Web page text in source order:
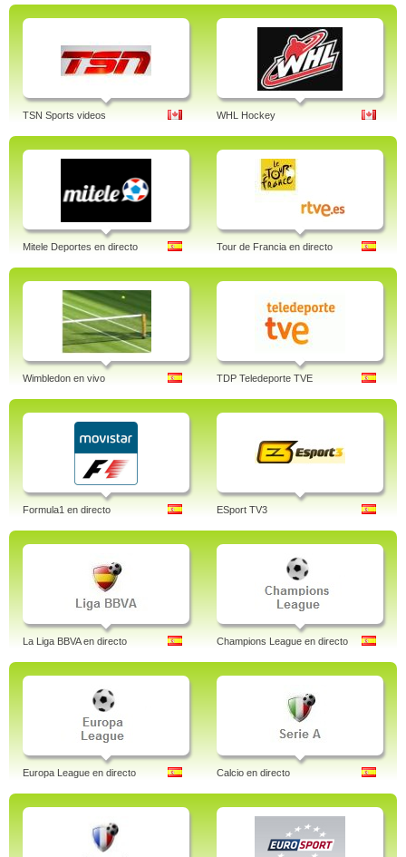
TSN Sports videos WHL Hockey
Mitele Deportes en directo Tour de Francia en directo
Wimbledon en vivo TDP Teledeporte TVE
Formula1 en directo ESport TV3
La Liga BBVA en directo Champions League en directo
Europa League en directo Calcio en directo